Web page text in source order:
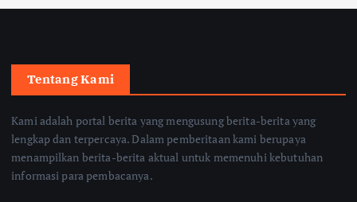
Tentang Kami
Kami adalah portal berita yang mengusung berita-berita yang
lengkap dan terpercaya. Dalam pemberitaan kami berupaya
menampilkan berita-berita aktual untuk memenuhi kebutuhan
informasi para pembacanya.